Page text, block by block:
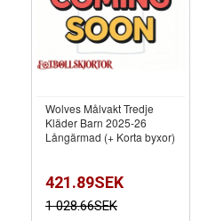
Wolves Målvakt Tredje
Kläder Barn 2025-26
Långärmad (+ Korta byxor)
421.89SEK
1 028.66SEK